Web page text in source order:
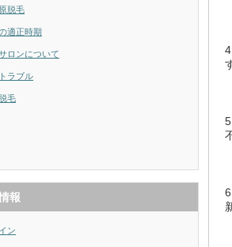
脱毛
適正時期
ロンについて
ラブル
毛
報
ン